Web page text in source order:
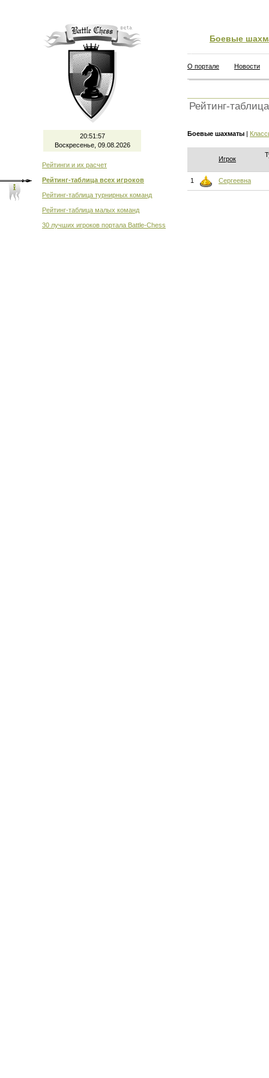
20:51:57
Воскресенье, 09.08.2026
Рейтинги и их расчет
Рейтинг-таблица всех игроков
Рейтинг-таблица турнирных команд
Рейтинг-таблица малых команд
30 лучших игроков портала Battle-Chess
Боевые
О портале Новости
Рейтинг-
Боевые шахматы |
Игрок
1 Сергеевна